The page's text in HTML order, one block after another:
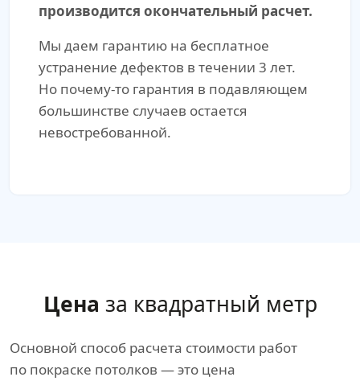
производится окончательный расчет.
Мы даем гарантию на бесплатное
устранение дефектов в течении 3 лет.
Но почему-то гарантия в подавляющем
большинстве случаев остается
невостребованной.
Цена за квадратный метр
Основной способ расчета стоимости работ
по покраске потолков — это цена